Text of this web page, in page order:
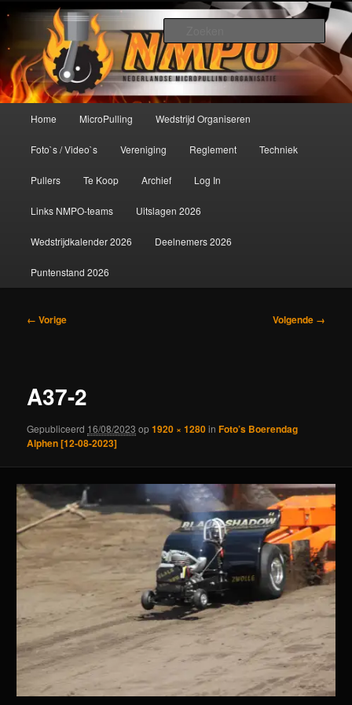
primaire
inhoudNederlandse MicroPulling
Organisatie
De meest krachtige modelbouwsport ter wereld!
Home MicroPulling Wedstrijd Organiseren
Foto`s / Video`s Vereniging Reglement Techniek
Pullers Te Koop Archief Log In
Links NMPO-teams Uitslagen 2026
Wedstrijdkalender 2026 Deelnemers 2026
Puntenstand 2026
Afbeeldingsnavigatie
← Vorige Volgende →
A37-2
Gepubliceerd 16/08/2023 op1920 × 1280inFoto’s Boerendag
Alphen [12-08-2023]